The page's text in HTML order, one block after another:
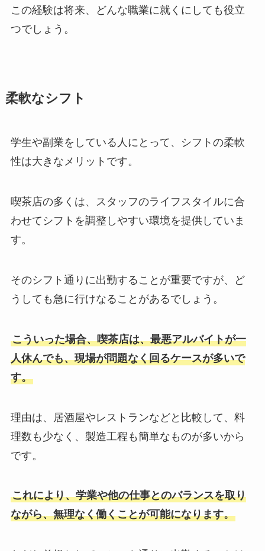
この経験は将来、どんな職業に就くにしても役立
つでしょう。
柔軟なシフト
学生や副業をしている人にとって、シフトの柔軟
性は大きなメリットです。
喫茶店の多くは、スタッフのライフスタイルに合
わせてシフトを調整しやすい環境を提供していま
す。
そのシフト通りに出勤することが重要ですが、ど
うしても急に行けなることがあるでしょう。
こういった場合、喫茶店は、最悪アルバイトが一
人休んでも、現場が問題なく回るケースが多いで
す。
理由は、居酒屋やレストランなどと比較して、料
理数も少なく、製造工程も簡単なものが多いから
です。
これにより、学業や他の仕事とのバランスを取り
ながら、無理なく働くことが可能になります。